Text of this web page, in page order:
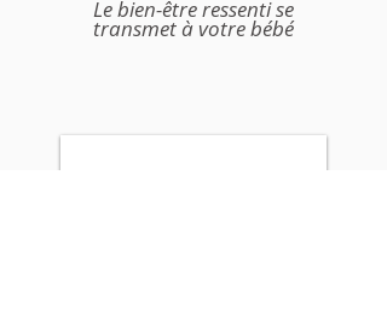
Le bien-être ressenti se
transmet à votre bébé